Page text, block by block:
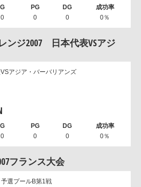
0 0 0 0％
ンジ2007 日本代表VSアジ
アジア・バーバリアンズ
0 0 0 0％
フランス大会
予選プールB第1戦